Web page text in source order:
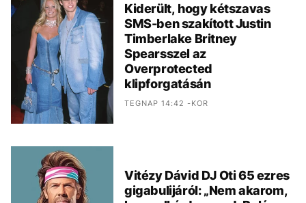
Kiderült, hogy kétszavas
SMS-ben szakított Justin
Timberlake Britney
Spearsszel az
Overprotected
klipforgatásán
TEGNAP 14:42 -KOR
Vitézy Dávid DJ Oti 65 ezres
gigabulijáról: „Nem akarom,